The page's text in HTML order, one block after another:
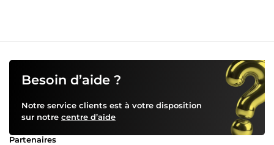
Besoin d’aide ?
Notre service clients est à votre disposition
sur notre centre d’aide
Partenaires